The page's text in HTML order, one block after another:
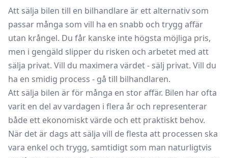
Att sälja bilen till en bilhandlare är ett alternativ som
passar många som vill ha en snabb och trygg affär
utan krångel. Du får kanske inte högsta möjliga pris,
men i gengäld slipper du risken och arbetet med att
sälja privat. Vill du maximera värdet - sälj privat. Vill du
ha en smidig process - gå till bilhandlaren.
Att sälja bilen är för många en stor affär. Bilen har ofta
varit en del av vardagen i flera år och representerar
både ett ekonomiskt värde och ett praktiskt behov.
När det är dags att sälja vill de flesta att processen ska
vara enkel och trygg, samtidigt som man naturligtvis